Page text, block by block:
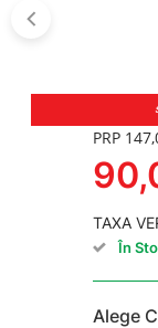
PRP
TAXA
În
Alege